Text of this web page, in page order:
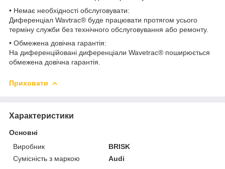
• Немає необхідності обслуговувати:
Диференціал Wavtrac® буде працювати протягом усього
терміну служби без технічного обслуговування або ремонту.
• Обмежена довічна гарантія:
На диференційовані диференціали Wavetrac® поширюється
обмежена довічна гарантія.
Приховати
Характеристики
Основні
Виробник
BRISK
Сумісність з маркою
Audi